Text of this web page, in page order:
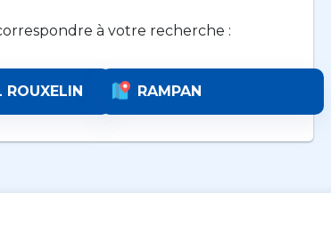
à votre recherche :
ROUXELIN RAMPAN